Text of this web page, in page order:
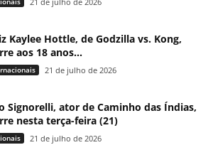
Kaylee Hottle, de Godzilla vs. Kong,
aos 18 anos...
21 de julho de 2026
Signorelli, ator de Caminho das Índias,
nesta terça-feira (21)
21 de julho de 2026